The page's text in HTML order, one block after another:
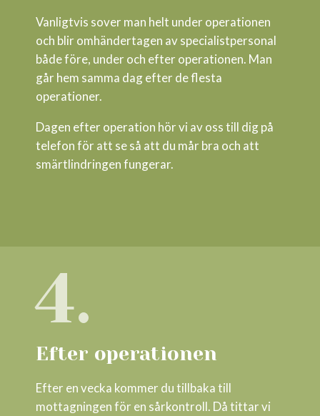
Vanligtvis sover man helt under operationen
och blir omhändertagen av specialistpersonal
både före, under och efter operationen. Man
går hem samma dag efter de flesta
operationer.
Dagen efter operation hör vi av oss till dig på
telefon för att se så att du mår bra och att
smärtlindringen fungerar.
4.
Efter operationen
Efter en vecka kommer du tillbaka till
mottagningen för en sårkontroll. Då tittar vi